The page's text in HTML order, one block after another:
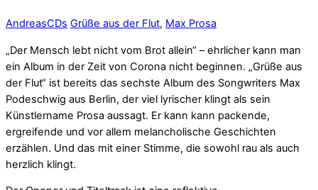
AndreasCDs Grüße aus der Flut, Max Prosa
„Der Mensch lebt nicht vom Brot allein“ – ehrlicher kann man
ein Album in der Zeit von Corona nicht beginnen. „Grüße aus
der Flut“ ist bereits das sechste Album des Songwriters Max
Podeschwig aus Berlin, der viel lyrischer klingt als sein
Künstlername Prosa aussagt. Er kann kann packende,
ergreifende und vor allem melancholische Geschichten
erzählen. Und das mit einer Stimme, die sowohl rau als auch
herzlich klingt.